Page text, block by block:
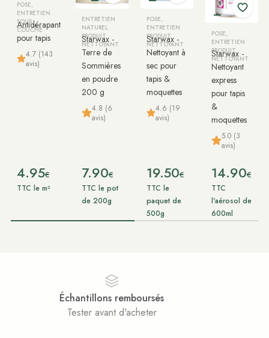
POSE,
ENTRETIEN
SOUS
COUCHE
Antidérapant
pour tapis
4.7 (143
avis)
4.95€
TTC le m²
ENTRETIEN
NATUREL
PRODUIT
NETTOYANT
Starwax -
Terre de
Sommières
en poudre
200 g
4.8 (6
avis)
7.90€
TTC le pot
de 200g
POSE,
ENTRETIEN
PRODUIT
NETTOYANT
Starwax -
Nettoyant à
sec pour
tapis &
moquettes
4.6 (19
avis)
19.50€
TTC le
paquet de
500g
POSE,
ENTRETIEN
PRODUIT
NETTOYANT
Starwax -
Nettoyant
express
pour tapis
&
moquettes
5.0 (3
avis)
14.90€
TTC
l'aérosol de
600ml
Paiement sécurisé
Achats 100% sécurisés